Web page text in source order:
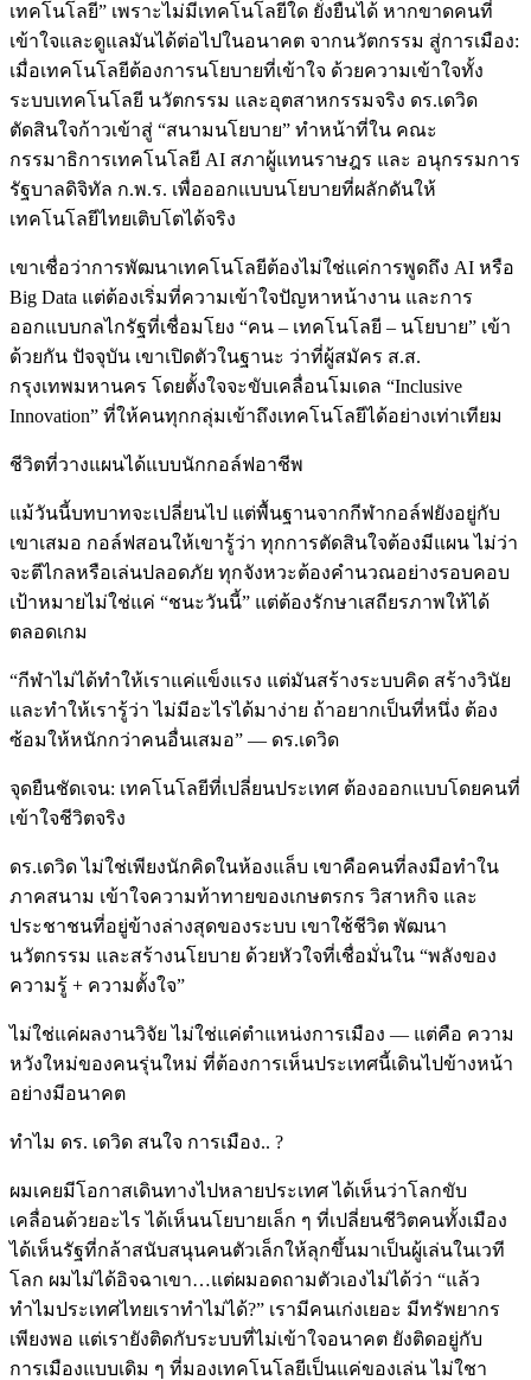
เทคโนโลยี” เพราะไม่มีเทคโนโลยีใด ยั่งยืนได้ หากขาดคนที่
เข้าใจและดูแลมันได้ต่อไปในอนาคต จากนวัตกรรม สู่การเมือง:
เมื่อเทคโนโลยีต้องการนโยบายที่เข้าใจ ด้วยความเข้าใจทั้ง
ระบบเทคโนโลยี นวัตกรรม และอุตสาหกรรมจริง ดร.เดวิด
ตัดสินใจก้าวเข้าสู่ “สนามนโยบาย” ทำหน้าที่ใน คณะ
กรรมาธิการเทคโนโลยี AI สภาผู้แทนราษฎร และ อนุกรรมการ
รัฐบาลดิจิทัล ก.พ.ร. เพื่อออกแบบนโยบายที่ผลักดันให้
เทคโนโลยีไทยเติบโตได้จริง
เขาเชื่อว่าการพัฒนาเทคโนโลยีต้องไม่ใช่แค่การพูดถึง AI หรือ
Big Data แต่ต้องเริ่มที่ความเข้าใจปัญหาหน้างาน และการ
ออกแบบกลไกรัฐที่เชื่อมโยง “คน – เทคโนโลยี – นโยบาย” เข้า
ด้วยกัน ปัจจุบัน เขาเปิดตัวในฐานะ ว่าที่ผู้สมัคร ส.ส.
กรุงเทพมหานคร โดยตั้งใจจะขับเคลื่อนโมเดล “Inclusive
Innovation” ที่ให้คนทุกกลุ่มเข้าถึงเทคโนโลยีได้อย่างเท่าเทียม
ชีวิตที่วางแผนได้แบบนักกอล์ฟอาชีพ
แม้วันนี้บทบาทจะเปลี่ยนไป แต่พื้นฐานจากกีฬากอล์ฟยังอยู่กับ
เขาเสมอ กอล์ฟสอนให้เขารู้ว่า ทุกการตัดสินใจต้องมีแผน ไม่ว่า
จะตีไกลหรือเล่นปลอดภัย ทุกจังหวะต้องคำนวณอย่างรอบคอบ
เป้าหมายไม่ใช่แค่ “ชนะวันนี้” แต่ต้องรักษาเสถียรภาพให้ได้
ตลอดเกม
“กีฬาไม่ได้ทำให้เราแค่แข็งแรง แต่มันสร้างระบบคิด สร้างวินัย
และทำให้เรารู้ว่า ไม่มีอะไรได้มาง่าย ถ้าอยากเป็นที่หนึ่ง ต้อง
ซ้อมให้หนักกว่าคนอื่นเสมอ” — ดร.เดวิด
จุดยืนชัดเจน: เทคโนโลยีที่เปลี่ยนประเทศ ต้องออกแบบโดยคนที่
เข้าใจชีวิตจริง
ดร.เดวิด ไม่ใช่เพียงนักคิดในห้องแล็บ เขาคือคนที่ลงมือทำใน
ภาคสนาม เข้าใจความท้าทายของเกษตรกร วิสาหกิจ และ
ประชาชนที่อยู่ข้างล่างสุดของระบบ เขาใช้ชีวิต พัฒนา
นวัตกรรม และสร้างนโยบาย ด้วยหัวใจที่เชื่อมั่นใน “พลังของ
ความรู้ + ความตั้งใจ”
ไม่ใช่แค่ผลงานวิจัย ไม่ใช่แค่ตำแหน่งการเมือง — แต่คือ ความ
หวังใหม่ของคนรุ่นใหม่ ที่ต้องการเห็นประเทศนี้เดินไปข้างหน้า
อย่างมีอนาคต
ทำไม ดร. เดวิด สนใจ การเมือง.. ?
ผมเคยมีโอกาสเดินทางไปหลายประเทศ ได้เห็นว่าโลกขับ
เคลื่อนด้วยอะไร ได้เห็นนโยบายเล็ก ๆ ที่เปลี่ยนชีวิตคนทั้งเมือง
ได้เห็นรัฐที่กล้าสนับสนุนคนตัวเล็กให้ลุกขึ้นมาเป็นผู้เล่นในเวที
โลก ผมไม่ได้อิจฉาเขา…แต่ผมอดถามตัวเองไม่ได้ว่า “แล้ว
ทำไมประเทศไทยเราทำไม่ได้?” เรามีคนเก่งเยอะ มีทรัพยากร
เพียงพอ แต่เรายังติดกับระบบที่ไม่เข้าใจอนาคต ยังติดอยู่กับ
การเมืองแบบเดิม ๆ ที่มองเทคโนโลยีเป็นแค่ของเล่น ไม่ใชา